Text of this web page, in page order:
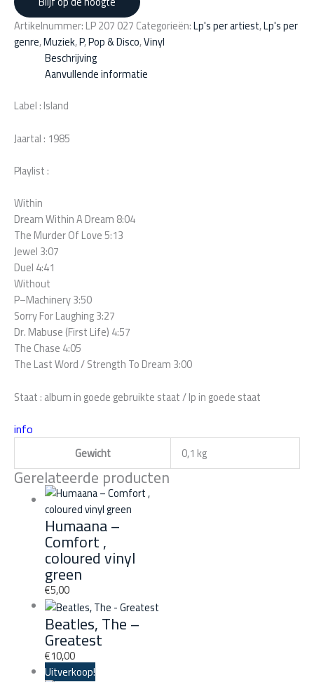
Artikelnummer:LP 207 027Categorieën:Lp's per artiest,Lp's per
genre,Muziek,P,Pop & Disco,Vinyl
Beschrijving
Aanvullende informatie
Label : Island
Jaartal : 1985
Playlist :
Within
Dream Within A Dream 8:04
The Murder Of Love 5:13
Jewel 3:07
Duel 4:41
Without
P–Machinery 3:50
Sorry For Laughing 3:27
Dr. Mabuse (First Life) 4:57
The Chase 4:05
The Last Word / Strength To Dream 3:00
Staat : album in goede gebruikte staat / lp in goede staat
info
Gewicht 0,1 kg
Gerelateerde producten
Humaana ‎–
Comfort ,
coloured vinyl
green
€5,00
Beatles, The –
Greatest
€10,00
Uitverkoop!